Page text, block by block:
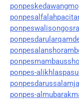
ponpes-
ponpes-